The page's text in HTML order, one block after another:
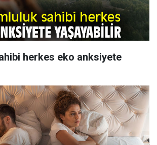
herkes eko anksiyete